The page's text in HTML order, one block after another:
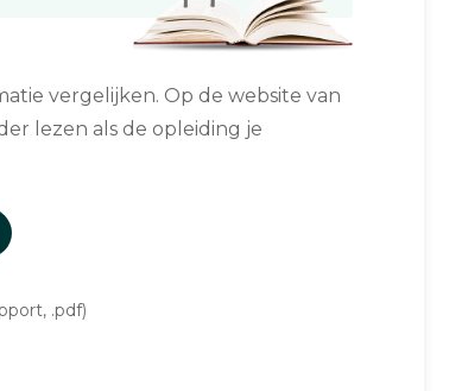
vergelijken. Op de website van
lezen als de opleiding je
.pdf)